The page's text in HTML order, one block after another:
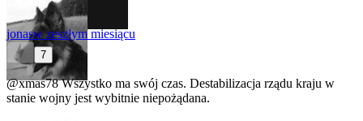
jonasw zeszłym miesiącu
7
@xmas78Wszystko ma swój czas. Destabilizacja rządu kraju w
stanie wojny jest wybitnie niepożądana.